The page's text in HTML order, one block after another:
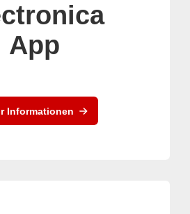
App
Informationen